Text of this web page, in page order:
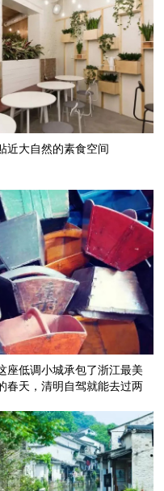
近大自然的素食空间
座低调小城承包了浙江最美
春天，清明自驾就能去过两